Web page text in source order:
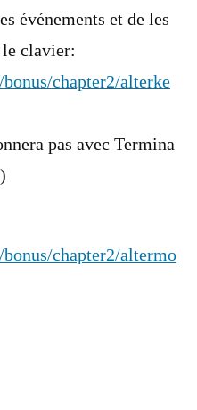
événements et de les
clavier:
chapter2/alterke
pas avec Termina
chapter2/altermo